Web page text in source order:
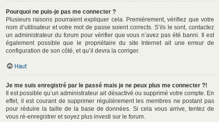
Pourquoi ne puis-je pas me connecter ?
Plusieurs raisons pourraient expliquer cela. Premièrement, vérifiez que votre
nom d’utilisateur et votre mot de passe soient corrects. S’ils le sont, contactez
un administrateur du forum pour vérifier que vous n’avez pas été banni. Il est
également possible que le propriétaire du site Internet ait une erreur de
configuration de son côté, et qu’il devra la corriger.
Haut
Je me suis enregistré par le passé mais je ne peux plus me connecter ?!
Il est possible qu’un administrateur ait désactivé ou supprimé votre compte. En
effet, il est courant de supprimer régulièrement les membres ne postant pas
pour réduire la taille de la base de données. Si cela vous arrive, tentez de
vous ré-enregistrer et soyez plus investi sur le forum.